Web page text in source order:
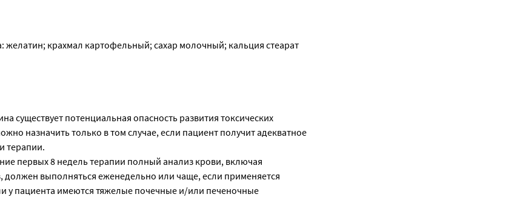
желатин; крахмал картофельный; сахар молочный; кальция стеарат
существует потенциальная опасность развития токсических
назначить только в том случае, если пациент получит адекватное
терапии.
первых 8 недель терапии полный анализ крови, включая
выполняться еженедельно или чаще, если применяется
у пациента имеются тяжелые почечные и/или печеночные